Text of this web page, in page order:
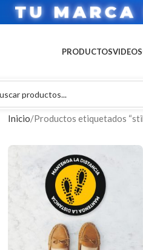
PRODUCTOSVIDEOS
Inicio Productos etiquetados